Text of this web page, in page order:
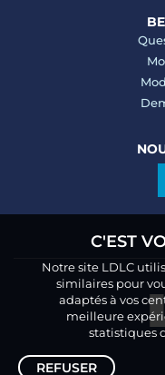
C'EST
Notre site LDLC
similaires pour
adaptés à vos
meilleure
statistiques
REFUSER